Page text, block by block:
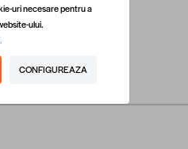
Sobe si seminee
uri necesare pentru a
ului.
CONFIGUREAZA